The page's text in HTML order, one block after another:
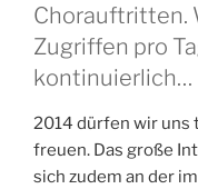
Chorauftritten.
Zugriffen pro
kontinuierlich…
2014 dürfen wir uns
freuen. Das große
sich zudem an der